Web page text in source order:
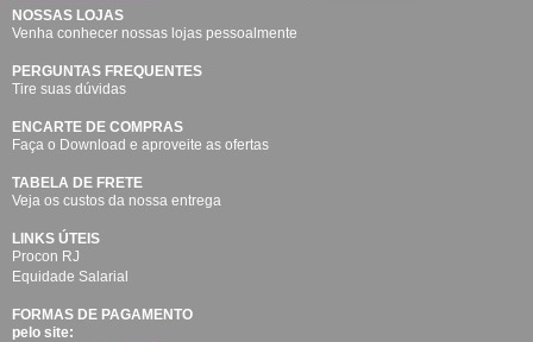
NOSSAS LOJAS
Venha conhecer nossas lojas pessoalmente
PERGUNTAS FREQUENTES
Tire suas dúvidas
ENCARTE DE COMPRAS
Faça o Download e aproveite as ofertas
TABELA DE FRETE
Veja os custos da nossa entrega
LINKS ÚTEIS
Procon RJ
Equidade Salarial
FORMAS DE PAGAMENTO
pelo site: